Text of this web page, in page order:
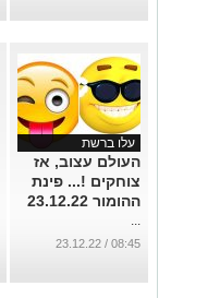
עלו ברשת
העולם עצוב, אז
צוחקים !... פינת
ההומור 23.12.22
...
08:45 / 23.12.22